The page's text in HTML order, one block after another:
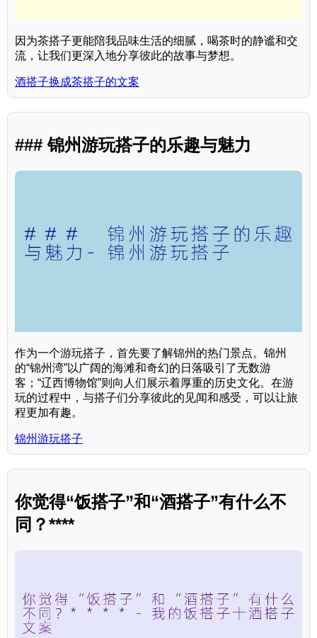
因为茶搭子更能陪我品味生活的细腻，喝茶时的静谧和交
流，让我们更深入地分享彼此的故事与梦想。
酒搭子换成茶搭子的文案
### 锦州游玩搭子的乐趣与魅力
作为一个游玩搭子，首先要了解锦州的热门景点。锦州
的“锦州湾”以广阔的海滩和奇幻的日落吸引了无数游
客；“辽西博物馆”则向人们展示着厚重的历史文化。在游
玩的过程中，与搭子们分享彼此的见闻和感受，可以让旅
程更加有趣。
锦州游玩搭子
你觉得“饭搭子”和“酒搭子”有什么不
同？****